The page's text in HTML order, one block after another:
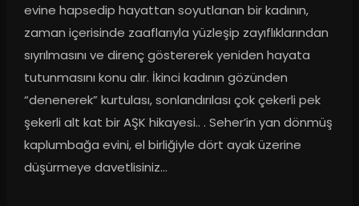
evine hapsedip hayattan soyutlanan bir kadının,
zaman içerisinde zaaflarıyla yüzleşip zayıflıklarından
sıyrılmasını ve direnç göstererek yeniden hayata
tutunmasını konu alır. İkinci kadının gözünden
“denenerek” kurtulası, sonlandırılası çok çekerli pek
şekerli alt kat bir AŞK hikayesi.. . Seher’in yan dönmüş
kaplumbağa evini, el birliğiyle dört ayak üzerine
düşürmeye davetlisiniz...